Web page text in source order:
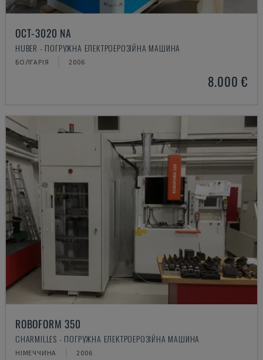
OCT-3020 NA
HUBER - ПОГРУЖНА ЕЛЕКТРОЕРОЗІЙНА МАШИНА
БОЛГАРІЯ 2006
8.000 €
ROBOFORM 350
CHARMILLES - ПОГРУЖНА ЕЛЕКТРОЕРОЗІЙНА МАШИНА
НІМЕЧЧИНА 2006